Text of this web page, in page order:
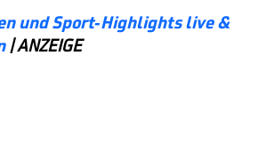
und Sport-Highlights live &
| ANZEIGE